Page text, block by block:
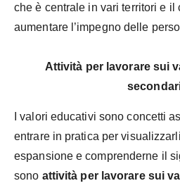
che è centrale in vari territori e il
aumentare l’impegno delle
Attività per lavorare sui
I valori educativi sono concetti
entrare in pratica per
espansione e comprenderne il
sono attività per lavorare sui